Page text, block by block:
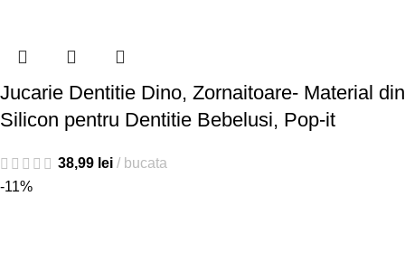
Jucarie Dentitie Dino, Zornaitoare- Material din
Silicon pentru Dentitie Bebelusi, Pop-it
38,99 lei
bucata
-11%